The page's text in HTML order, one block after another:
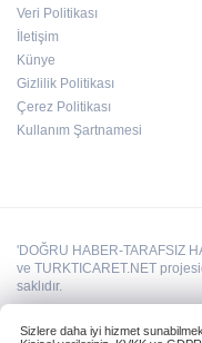
Veri Politikası
İletişim
Künye
Gizlilik Politikası
Çerez Politikası
Kullanım Şartnamesi
'DOĞRU HABER-TARAFSIZ
ve TURKTICARET.NET
saklıdır.
Sizlere daha iyi hizmet